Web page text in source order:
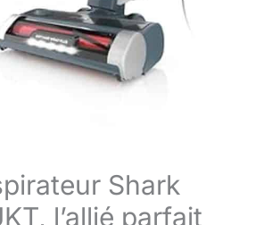
Shark
l’allié parfait